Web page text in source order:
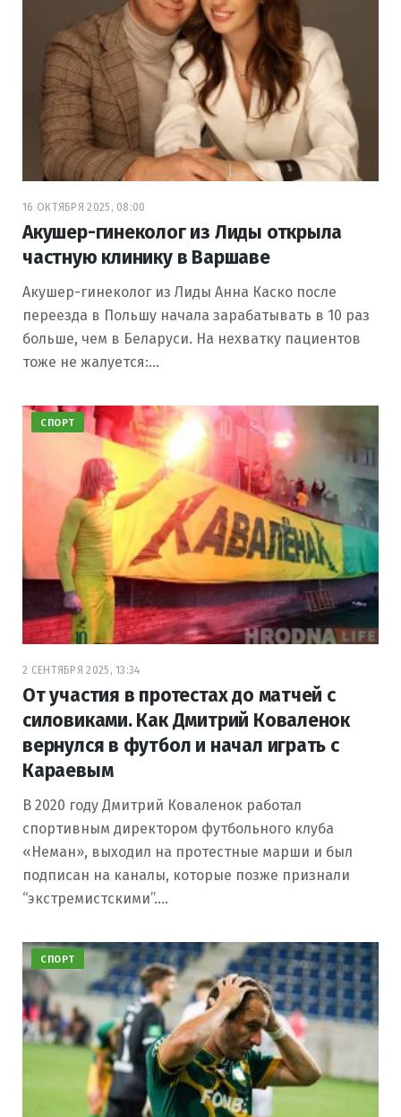
16 ОКТЯБРЯ 2025, 08:00
Акушер-гинеколог из Лиды открыла
частную клинику в Варшаве
Акушер-гинеколог из Лиды Анна Каско после
переезда в Польшу начала зарабатывать в 10 раз
больше, чем в Беларуси. На нехватку пациентов
тоже не жалуется:…
СПОРТ
2 СЕНТЯБРЯ 2025, 13:34
От участия в протестах до матчей с
силовиками. Как Дмитрий Коваленок
вернулся в футбол и начал играть с
Караевым
В 2020 году Дмитрий Коваленок работал
спортивным директором футбольного клуба
«Неман», выходил на протестные марши и был
подписан на каналы, которые позже признали
“экстремистскими”.…
СПОРТ